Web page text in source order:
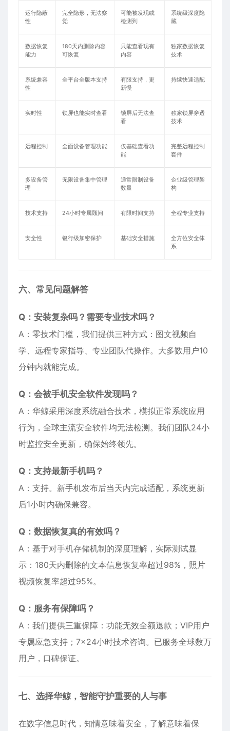
运行隐蔽
性
完全隐形，无法察
觉
可能被发现或
检测到
系统级深度隐
藏
数据恢复
能力
180天内删除内容
可恢复
只能查看现有
内容
独家数据恢复
技术
系统兼容
性
全平台全版本支持
有限支持，更
新慢
持续快速适配
实时性 锁屏也能实时查看
锁屏后无法查
看
独家锁屏穿透
技术
远程控制 全面设备管理功能
仅基础查看功
能
完整远程控制
套件
多设备管
理
无限设备集中管理
通常限制设备
数量
企业级管理架
构
技术支持 24小时专属顾问 有限时间支持 全程专业支持
安全性 银行级加密保护 基础安全措施
全方位安全体
系
六、常见问题解答
Q：安装复杂吗？需要专业技术吗？
A：零技术门槛，我们提供三种方式：图文视频自
学、远程专家指导、专业团队代操作。大多数用户10
分钟内就能完成。
Q：会被手机安全软件发现吗？
A：华鲸采用深度系统融合技术，模拟正常系统应用
行为，全球主流安全软件均无法检测。我们团队24小
时监控安全更新，确保始终领先。
Q：支持最新手机吗？
A：支持。新手机发布后当天内完成适配，系统更新
后1小时内确保兼容。
Q：数据恢复真的有效吗？
A：基于对手机存储机制的深度理解，实际测试显
示：180天内删除的文本信息恢复率超过98%，照片
视频恢复率超过95%。
Q：服务有保障吗？
A：我们提供三重保障：功能无效全额退款；VIP用户
专属应急支持；7×24小时技术咨询。已服务全球数万
用户，口碑保证。
七、选择华鲸，智能守护重要的人与事
在数字信息时代，知情意味着安全，了解意味着保